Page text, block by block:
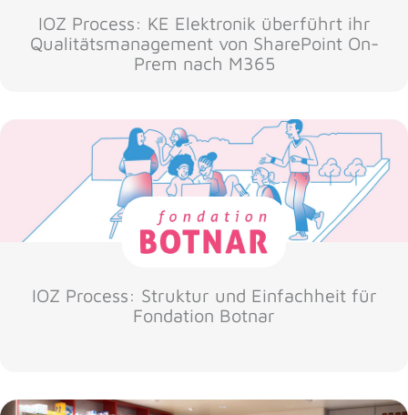
IOZ Process: KE Elektronik überführt ihr
Qualitätsmanagement von SharePoint On-
Prem nach M365
IOZ Process: Struktur und Einfachheit für
Fondation Botnar